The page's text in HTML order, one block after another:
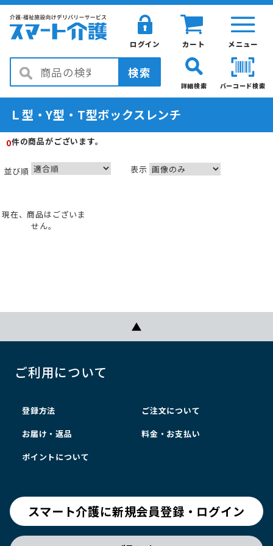
メニュー
カート
ログイン
検索
バーコード検索
詳細検索
Ｌ型・Y型・T型ボックスレンチ
0件の商品がございます。
並び順 表示
現在、商品はございま
せん。
ご利用について
登録方法 ご注文について
お届け・返品 料金・お支払い
ポイントについて
スマート介護に新規会員登録・ログイン